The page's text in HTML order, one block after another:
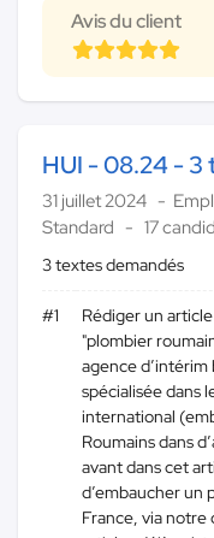
Avis du client
HUI - 08.24 - 3
31 juillet 2024
Standard
17
3 textes demandés
#1
Rédiger un
"plombier
agence d’intérim
spécialisée dans
international
Roumains dans
avant dans cet
d’embaucher un
France, via notre